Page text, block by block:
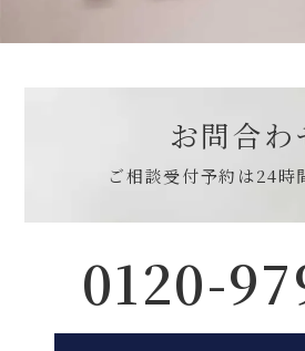
お問合わ
ご相談受付予約は24時
0120-